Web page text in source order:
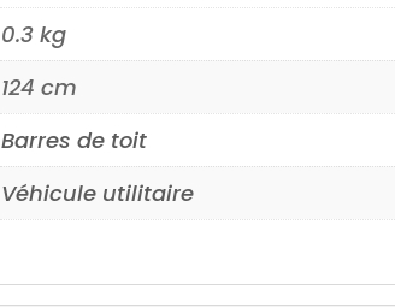
0.3 kg
124 cm
Barres de toit
Véhicule utilitaire